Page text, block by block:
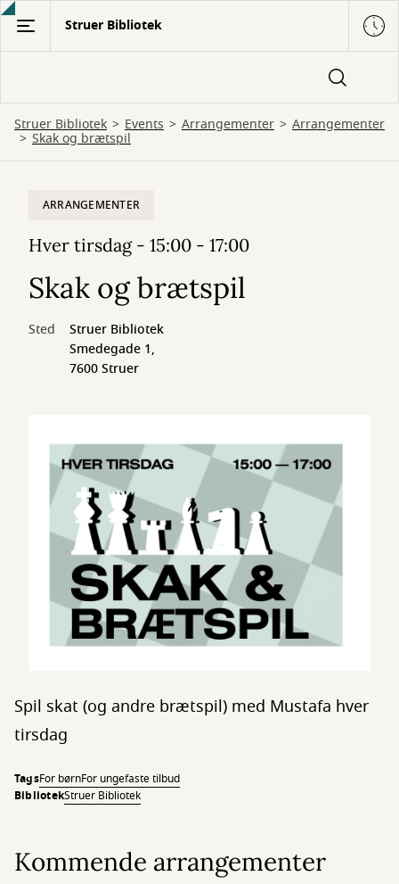
Gå
hovedindhold
Struer Bibliotek
Struer Bibliotek Events Arrangementer Arrangementer
Skak og brætspil
ARRANGEMENTER
Hver tirsdag - 15:00 - 17:00
Skak og brætspil
Sted
Struer Bibliotek
Smedegade 1,
7600 Struer
Spil skat (og andre brætspil) med Mustafa hver
tirsdag
TagsFor børnFor ungefaste tilbud
BibliotekStruer Bibliotek
Kommende arrangementer